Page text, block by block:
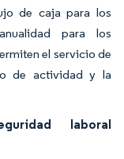
de caja para los
para los
el servicio de
de actividad y la
laboral